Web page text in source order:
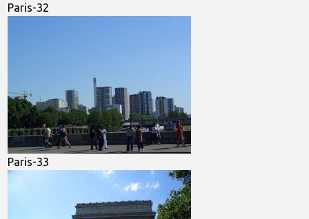
Paris-32
Paris-33